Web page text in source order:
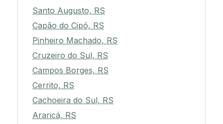
Santo Augusto, RS
Capão do Cipó, RS
Pinheiro Machado, RS
Cruzeiro do Sul, RS
Campos Borges, RS
Cerrito, RS
Cachoeira do Sul, RS
Araricá, RS